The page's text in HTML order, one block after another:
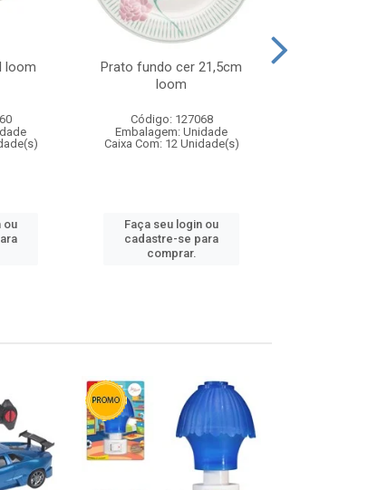
loom
ou
Prato fundo cer 21,5cm
loom
Código: 127068
Embalagem: Unidade
Caixa Com: 12 Unidade(s)
Faça seu login ou
cadastre-se para
comprar.